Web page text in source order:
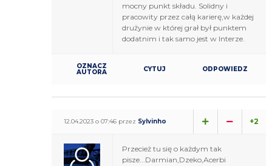
mocny punkt składu. Solidny i
pracowity przez całą karierę,w każdej
drużynie w której grał był punktem
dodatnim i tak samo jest w Interze.
OZNACZ
AUTORA CYTUJ ODPOWIEDZ
12.04.2023 o 07:46 przez Sylvinho +2
Przecież tu się o każdym tak
pisze...Darmian,Dzeko,Acerbi